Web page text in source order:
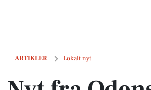
ARTIKLER Lokalt nyt
Nyt fra Odense Universitetshospital